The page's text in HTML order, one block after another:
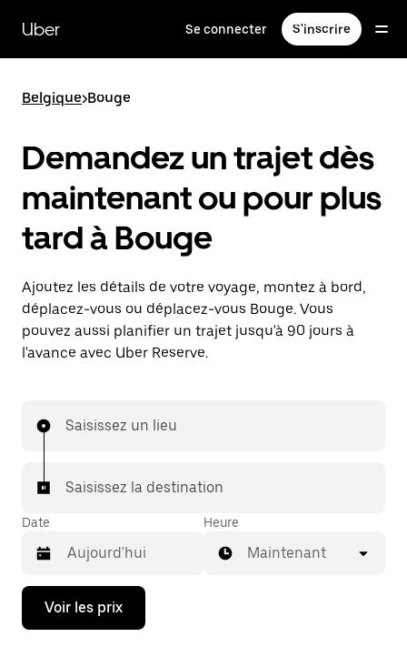
contenu
principal
Uber Se connecter S'inscrire
Belgique>Bouge
Demandez un trajet dès
maintenant ou pour plus
tard à Bouge
Ajoutez les détails de votre voyage, montez à bord,
déplacez-vous ou déplacez-vous Bouge. Vous
pouvez aussi planifier un trajet jusqu'à 90 jours à
l'avance avec Uber Reserve.
Saisissez un lieu
Saisissez la destination
Date
Appuyez
la
Heure
Maintenant
Voir les prix